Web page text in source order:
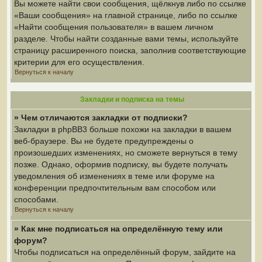
Вы можете найти свои сообщения, щёлкнув либо по ссылке
«Ваши сообщения» на главной странице, либо по ссылке
«Найти сообщения пользователя» в вашем личном
разделе. Чтобы найти созданные вами темы, используйте
страницу расширенного поиска, заполнив соответствующие
критерии для его осуществления.
Вернуться к началу
Закладки и подписка на темы
» Чем отличаются закладки от подписки?
Закладки в phpBB3 больше похожи на закладки в вашем
веб-браузере. Вы не будете предупреждены о
произошедших изменениях, но сможете вернуться в тему
позже. Однако, оформив подписку, вы будете получать
уведомления об изменениях в теме или форуме на
конференции предпочтительным вам способом или
способами.
Вернуться к началу
» Как мне подписаться на определённую тему или
форум?
Чтобы подписаться на определённый форум, зайдите на